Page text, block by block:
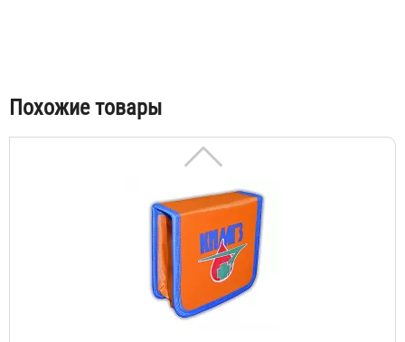
Похожие товары
Комплект КИМГЗ "АППОЛО"
Договорная